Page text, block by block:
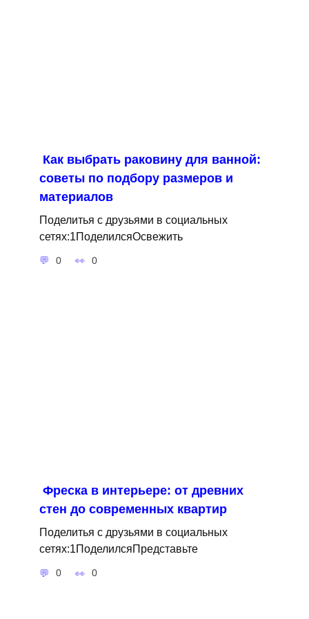
Как выбрать раковину для ванной:
советы по подбору размеров и
материалов
Поделитья с друзьями в социальных
сетях:1ПоделилсяОсвежить
0 0
Фреска в интерьере: от древних
стен до современных квартир
Поделитья с друзьями в социальных
сетях:1ПоделилсяПредставьте
0 0